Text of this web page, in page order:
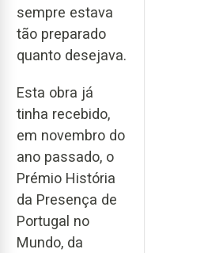
sempre estava
tão preparado
quanto desejava.
Esta obra já
tinha recebido,
em novembro do
ano passado, o
Prémio História
da Presença de
Portugal no
Mundo, da